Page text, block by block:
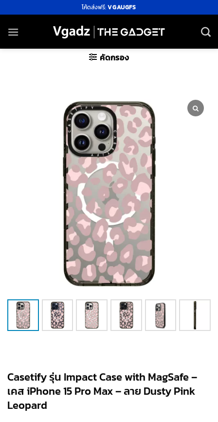
ไป
ยัง
โค้ดส่งฟรี:VGAUGFS
คัดกรอง
Casetify รุ่น Impact Case with MagSafe –
เคส iPhone 15 Pro Max – ลาย Dusty Pink
Leopard